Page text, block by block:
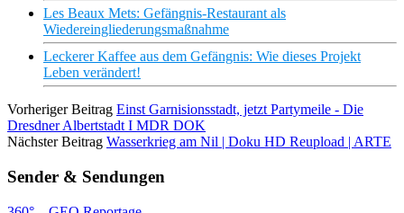
Les Beaux Mets: Gefängnis-Restaurant als
Wiedereingliederungsmaßnahme
Leckerer Kaffee aus dem Gefängnis: Wie dieses Projekt
Leben verändert!
Vorheriger Beitrag Einst Garnisionsstadt, jetzt Partymeile - Die
Dresdner Albertstadt I MDR DOK
Nächster Beitrag Wasserkrieg am Nil | Doku HD Reupload | ARTE
Sender & Sendungen